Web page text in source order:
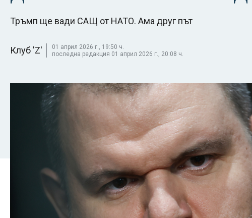
Тръмп ще вади САЩ от НАТО. Ама друг път
Клуб 'Z'
01 април 2026 г., 19:50 ч.
последна редакция 01 април 2026 г., 20:08 ч.